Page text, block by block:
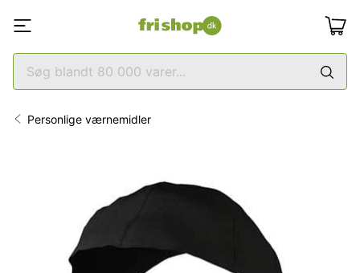
Personlige værnemidler